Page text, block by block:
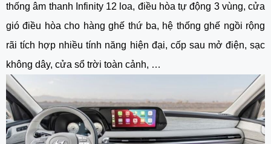
thống âm thanh Infinity 12 loa, điều hòa tự động 3 vùng, cửa
gió điều hòa cho hàng ghế thứ ba, hệ thống ghế ngồi rộng
rãi tích hợp nhiều tính năng hiện đại, cốp sau mở điện, sạc
không dây, cửa sổ trời toàn cảnh, …